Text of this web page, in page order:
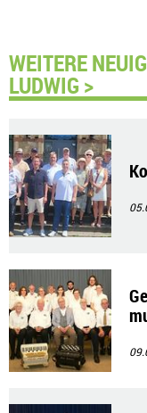
WEITERE
LUDWIG >